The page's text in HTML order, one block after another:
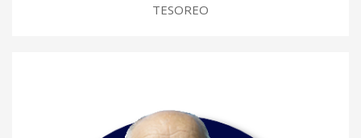
TESOREO